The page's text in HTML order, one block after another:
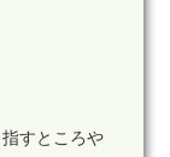
すところや